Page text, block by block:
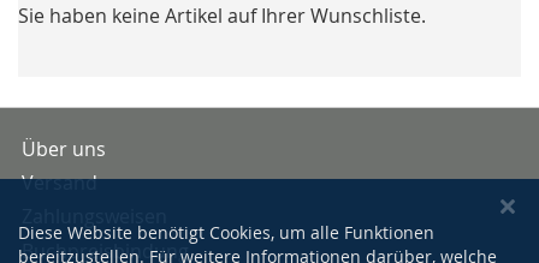
Sie haben keine Artikel auf Ihrer Wunschliste.
Über uns
Versand
Buchpreisbindung
Diese Website benötigt Cookies, um alle Funktionen
bereitzustellen. Für weitere Informationen darüber, welche